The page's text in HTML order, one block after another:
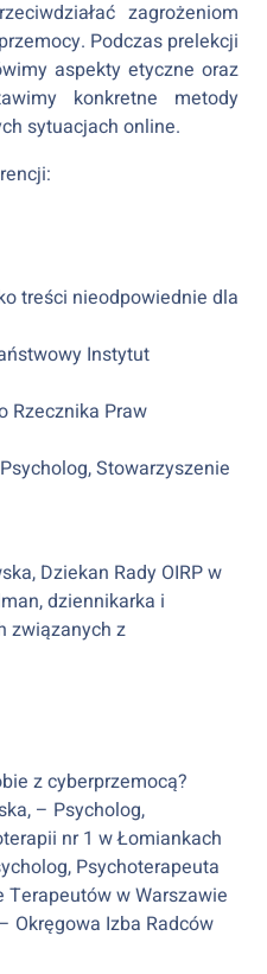
zagrożeniom
Podczas prelekcji
aspekty etyczne oraz
konkretne metody
sytuacjach online.
treści nieodpowiednie dla
Instytut
Rzecznika Praw
Stowarzyszenie
Dziekan Rady OIRP w
dziennikarka i
związanych z
z cyberprzemocą?
– Psycholog,
nr 1 w Łomiankach
Psychoterapeuta
w Warszawie
Okręgowa Izba Radców